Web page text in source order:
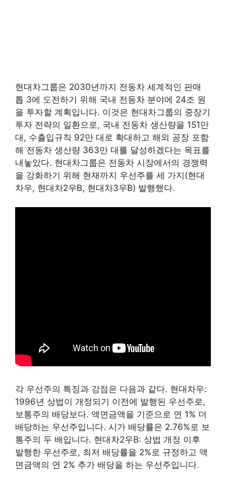
현대차그룹은 2030년까지 전동차 세계적인 판매
톱 3에 도전하기 위해 국내 전동차 분야에 24조 원
을 투자할 계획입니다. 이것은 현대차그룹의 중장기
투자 전략의 일환으로, 국내 전동차 생산량을 151만
대, 수출입규칙 92만 대로 확대하고 해외 공장 포함
해 전동차 생산량 363만 대를 달성하겠다는 목표를
내놓았다. 현대차그룹은 전동차 시장에서의 경쟁력
을 강화하기 위해 현재까지 우선주를 세 가지(현대
차우, 현대차2우B, 현대차3우B) 발행했다.
각 우선주의 특징과 강점은 다음과 같다. 현대차우:
1996년 상법이 개정되기 이전에 발행된 우선주로,
보통주의 배당보다. 액면금액을 기준으로 연 1% 더
배당하는 우선주입니다. 시가 배당률은 2.76%로 보
통주의 두 배입니다. 현대차2우B: 상법 개정 이후
발행한 우선주로, 최저 배당률을 2%로 규정하고 액
면금액의 연 2% 추가 배당을 하는 우선주입니다.